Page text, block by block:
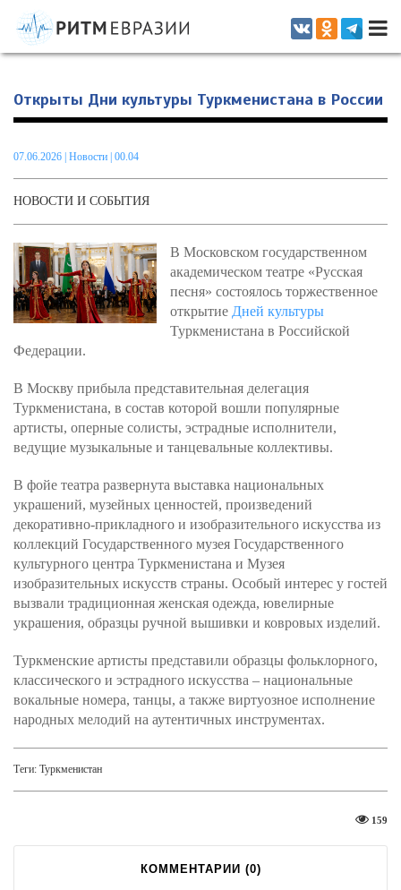
Информационно-аналитическое издание, посвященное актуальным
проблемам интеграции на постсоветском пространстве
Открыты Дни культуры Туркменистана в России
07.06.2026 Новости | 00.04
НОВОСТИ И СОБЫТИЯ
В Московском государственном
академическом театре «Русская
песня» состоялось торжественное
открытие Дней культуры
Туркменистана в Российской
Федерации.
В Москву прибыла представительная делегация
Туркменистана, в состав которой вошли популярные
артисты, оперные солисты, эстрадные исполнители,
ведущие музыкальные и танцевальные коллективы.
В фойе театра развернута выставка национальных
украшений, музейных ценностей, произведений
декоративно-прикладного и изобразительного искусства из
коллекций Государственного музея Государственного
культурного центра Туркменистана и Музея
изобразительных искусств страны. Особый интерес у гостей
вызвали традиционная женская одежда, ювелирные
украшения, образцы ручной вышивки и ковровых изделий.
Туркменские артисты представили образцы фольклорного,
классического и эстрадного искусства – национальные
вокальные номера, танцы, а также виртуозное исполнение
народных мелодий на аутентичных инструментах.
Теги: Туркменистан
159
КОММЕНТАРИИ (0)